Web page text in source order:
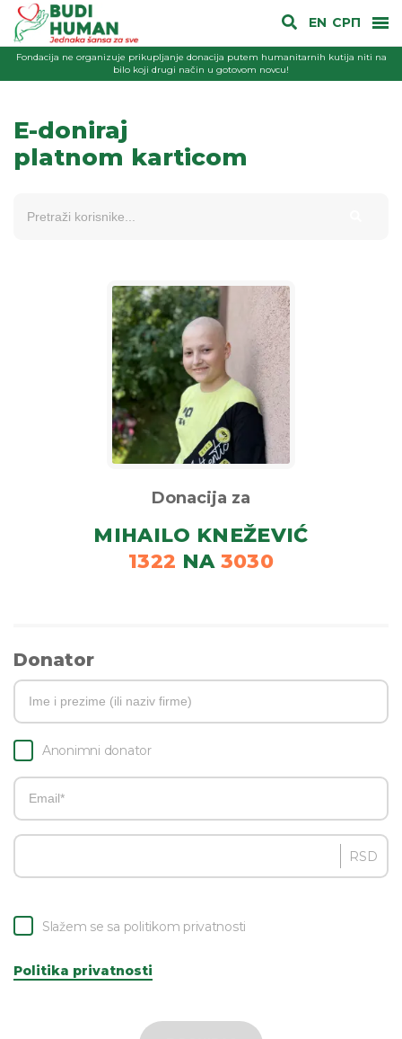
EN СРП
Fondacija ne organizuje prikupljanje donacija putem humanitarnih kutija niti na
bilo koji drugi način u gotovom novcu!
E-doniraj
platnom karticom
Donacija za
MIHAILO KNEŽEVIĆ
1322 NA 3030
Donator
Anonimni donator
RSD
Slažem se sa politikom privatnosti
Politika privatnosti